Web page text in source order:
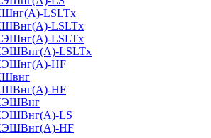
LSLTx
LSLTx
LSLTx
LSLTx
HF
HF
LS
HF